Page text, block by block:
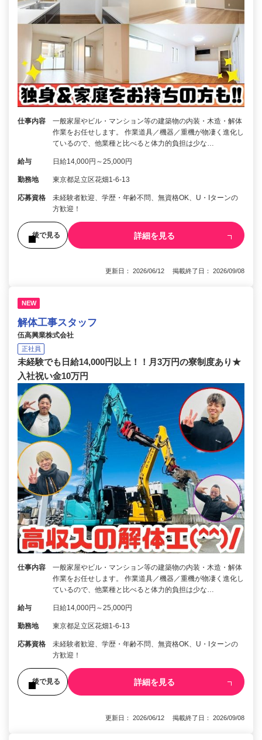
仕事内容
一般家屋やビル・マンション等の建築物の内装・木造・解体
作業をお任せします。 作業道具／機器／重機が物凄く進化し
ているので、他業種と比べると体力的負担は少な…
給与 日給14,000円～25,000円
勤務地 東京都足立区花畑1-6-13
応募資格
未経験者歓迎、学歴・年齢不問、無資格OK、U・Iターンの
方歓迎！
後で見る 詳細を見る
更新日： 2026/06/12 掲載終了日： 2026/09/08
NEW
解体工事スタッフ
伍高興業株式会社
正社員
未経験でも日給14,000円以上！！月3万円の寮制度あり★
入社祝い金10万円
仕事内容
一般家屋やビル・マンション等の建築物の内装・木造・解体
作業をお任せします。 作業道具／機器／重機が物凄く進化し
ているので、他業種と比べると体力的負担は少な…
給与 日給14,000円～25,000円
勤務地 東京都足立区花畑1-6-13
応募資格
未経験者歓迎、学歴・年齢不問、無資格OK、U・Iターンの
方歓迎！
後で見る 詳細を見る
更新日： 2026/06/12 掲載終了日： 2026/09/08